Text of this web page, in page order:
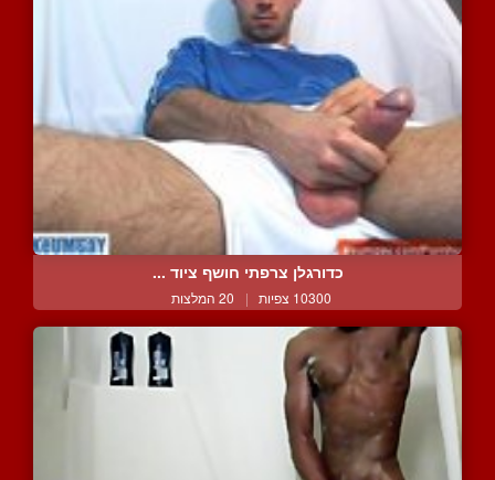
כדורגלן צרפתי חושף ציוד ...
10300 צפיות | 20 המלצות